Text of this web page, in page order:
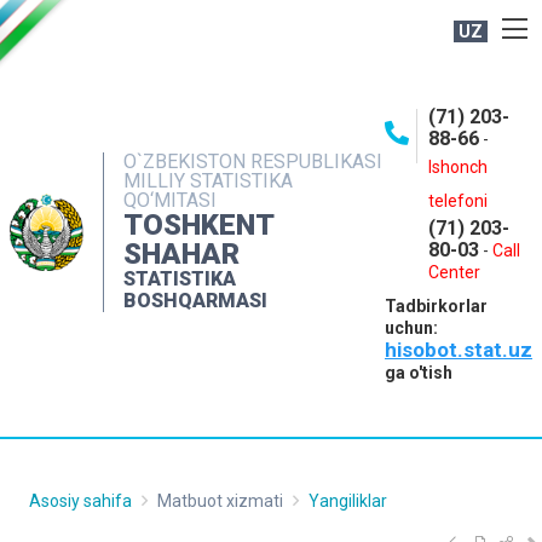
UZ
O`ZBEKISTON RESPUBLIKASI
MILLIY STATISTIKA
QO‘MITASI
TOSHKENT
SHAHAR
STATISTIKA
BOSHQARMASI
(71) 203-
88-66 -
Ishonch
telefoni
(71) 203-
80-03 - Call
Center
Tadbirkorlar
uchun:
hisobot.stat.uz
ga o'tish
NASHRLAR
INTERAKTIV XIZMATLAR
MATBUOT XIZMATI
MUROJAATLAR
Asosiy sahifa Matbuot xizmati Yangiliklar